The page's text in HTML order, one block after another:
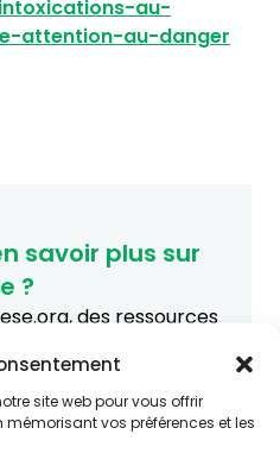
site web pour vous offrir
mémorisant vos préférences et les
au-
attention-au-danger
savoir plus sur
?
des ressources
promotion de la